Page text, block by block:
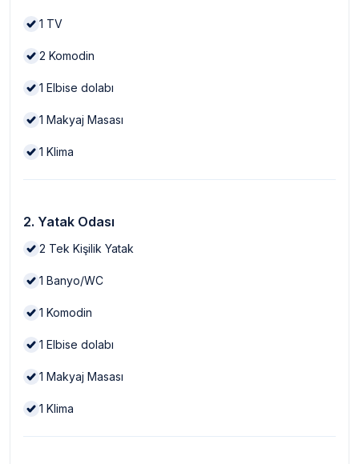
1 TV
2 Komodin
1 Elbise dolabı
1 Makyaj Masası
1 Klima
2. Yatak Odası
2 Tek Kişilik Yatak
1 Banyo/WC
1 Komodin
1 Elbise dolabı
1 Makyaj Masası
1 Klima